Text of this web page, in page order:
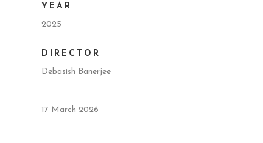
YEAR
2025
DIRECTOR
Debasish Banerjee
17 March 2026